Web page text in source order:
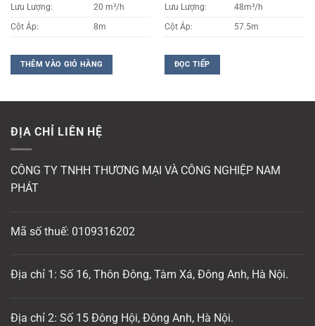
Lưu Lượng:
20 m³/h
Cột Áp:
8m
THÊM VÀO GIỎ HÀNG
Lưu Lượng:
48m³/h
Cột Áp:
57.5m
ĐỌC TIẾP
ĐỊA CHỈ LIÊN HỆ
CÔNG TY TNHH THƯƠNG MẠI VÀ CÔNG NGHIỆP NAM
PHÁT
Mã số thuế: 0109316202
Địa chỉ 1: Số 16, Thôn Đông, Tàm Xá, Đông Anh, Hà Nội.
Địa chỉ 2: Số 15 Đông Hội, Đông Anh, Hà Nội.